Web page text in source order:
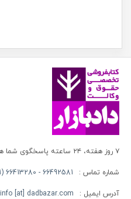
۷ روز هفته، ۲۴ ساعته پاسخگوی شما هستیم
شماره تماس : 66492581 - 66413280 (021)
آدرس ایمیل : info [at] dadbazar.com